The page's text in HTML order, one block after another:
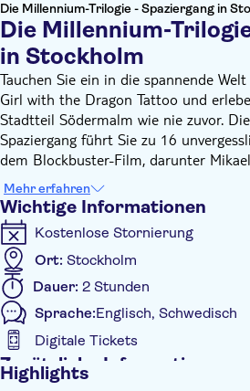
Die Millennium-Trilogie - Spaziergang in
Die Millennium-
in Stockholm
Tauchen Sie ein in die spannende
Girl with the Dragon Tattoo und
Stadtteil Södermalm wie nie zuvor.
Spaziergang führt Sie zu 16
dem Blockbuster-Film, darunter
Lisbeth Salanders legendäres Tattoo-
Zeitschrift Millennium.
Stellen Sie sich vor, wie Sie in
Kaffee trinken oder an Lisbeths
vorbeischlendern, und vieles mehr. Die
Fremdenführer erzählen faszinierende
Stieg Larssons eigene Lieblingsorte
Schätze, die nur echte Fans kennen.
Die Tour endet mit einer herzlichen
letzter Ruhestätte - ein Moment, den
vergessen werden. Dieses Erlebnis
Mehr erfahren
Wichtige Informationen
Kostenlose Stornierung
Ort: Stockholm
Dauer: 2 Stunden
Sprache:Englisch, Schwedisch
Digitale Tickets
Zusätzliche Informationen
Highlights